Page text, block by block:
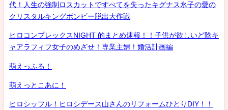
代！人生の強制ロスカットですべてを失ったキグナス氷子の愛の
クリスタルキングボンビー脱出大作戦
ヒロコンプレックスNIGHT 的まとめ速報！！子供が欲しいど陰キ
ャアラフィフ女子のめざせ！専業主婦！婚活計画編
萌えっふる！
萌えっとこあに！
ヒロシッフル！ヒロシデース山さんのリフォームひとりDIY！！